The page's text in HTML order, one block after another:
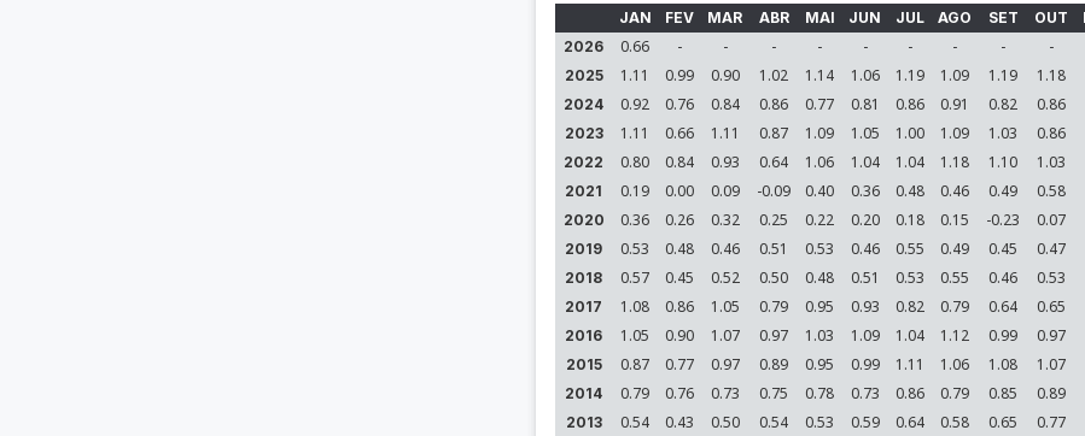
JAN FEV MAR ABR MAI JUN JUL AGO SET OUT
2026
0.66 - - - - - - - - -
2025 1.11 0.99 0.90 1.02 1.14 1.06 1.19 1.09 1.19 1.18
2024 0.92 0.76 0.84 0.86 0.77 0.81 0.86 0.91 0.82 0.86
2023 1.11 0.66 1.11 0.87 1.09 1.05 1.00 1.09 1.03 0.86
2022 0.80 0.84 0.93 0.64 1.06 1.04 1.04 1.18 1.10 1.03
2021 0.19 0.00 0.09 -0.09 0.40 0.36 0.48 0.46 0.49 0.58
2020 0.36 0.26 0.32 0.25 0.22 0.20 0.18 0.15 -0.23 0.07
2019 0.53 0.48 0.46 0.51 0.53 0.46 0.55 0.49 0.45 0.47
2018 0.57 0.45 0.52 0.50 0.48 0.51 0.53 0.55 0.46 0.53
2017 1.08 0.86 1.05 0.79 0.95 0.93 0.82 0.79 0.64 0.65
2016 1.05 0.90 1.07 0.97 1.03 1.09 1.04 1.12 0.99 0.97
2015 0.87 0.77 0.97 0.89 0.95 0.99 1.11 1.06 1.08 1.07
2014 0.79 0.76 0.73 0.75 0.78 0.73 0.86 0.79 0.85 0.89
2013 0.54 0.43 0.50 0.54 0.53 0.59 0.64 0.58 0.65 0.77